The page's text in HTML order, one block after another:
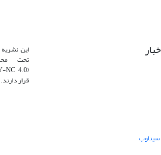
این
NC 4.0)
قرار دارند.
سیناوب